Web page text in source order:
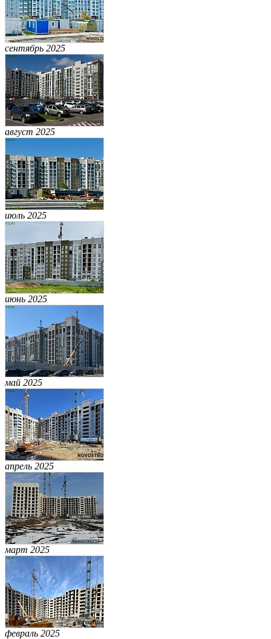
сентябрь 2025
август 2025
июль 2025
июнь 2025
май 2025
апрель 2025
март 2025
февраль 2025